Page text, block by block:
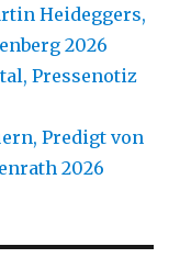
Heideggers,
2026
Pressenotiz
Predigt von
2026